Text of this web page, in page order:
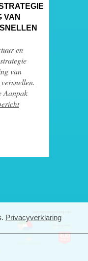
VAN
en
van
Aanpak
Privacyverklaring